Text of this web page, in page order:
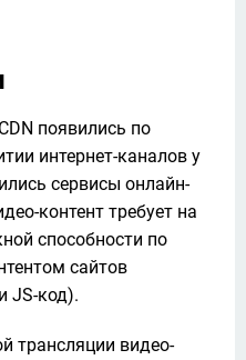
появились по
интернет-каналов у
сервисы онлайн-
контент требует на
способности по
сайтов
JS-код).
трансляции видео-